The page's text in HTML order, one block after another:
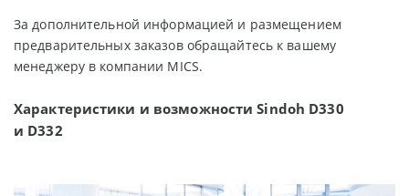
За дополнительной информацией и размещением
предварительных заказов обращайтесь к вашему
менеджеру в компании MICS.
Характеристики и возможностиSindoh D330
и D332